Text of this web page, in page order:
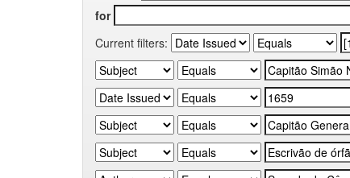
for
Current filters: